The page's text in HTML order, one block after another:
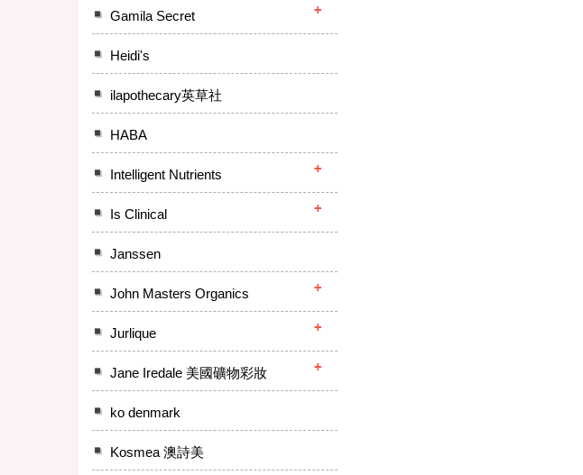
Gamila Secret
Heidi's
ilapothecary英草社
HABA
Intelligent Nutrients
Is Clinical
Janssen
John Masters Organics
Jurlique
Jane Iredale 美國礦物彩妝
ko denmark
Kosmea 澳詩美